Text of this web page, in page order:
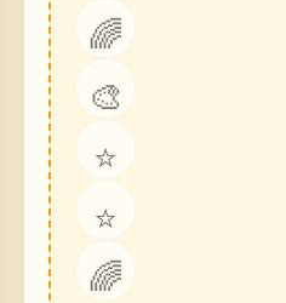
🌈
🎨
⭐
⭐
🌈